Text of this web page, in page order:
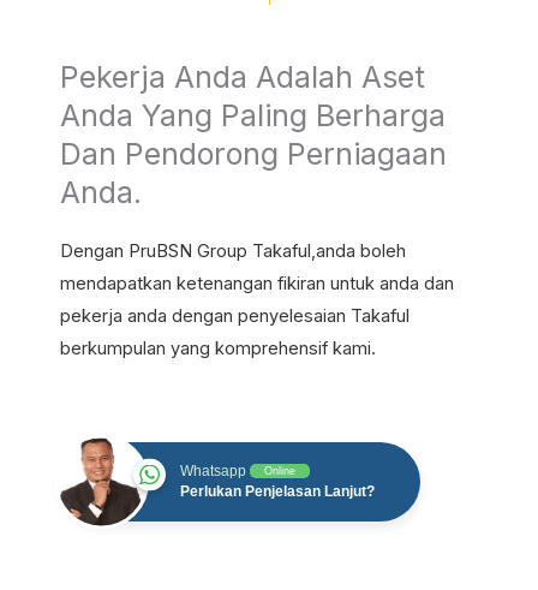
Pekerja Anda Adalah Aset
Anda Yang Paling Berharga
Dan Pendorong Perniagaan
Anda.
Dengan PruBSN Group Takaful,anda boleh
mendapatkan ketenangan fikiran untuk anda dan
pekerja anda dengan penyelesaian Takaful
berkumpulan yang komprehensif kami.
Whatsapp Online
Perlukan Penjelasan Lanjut?